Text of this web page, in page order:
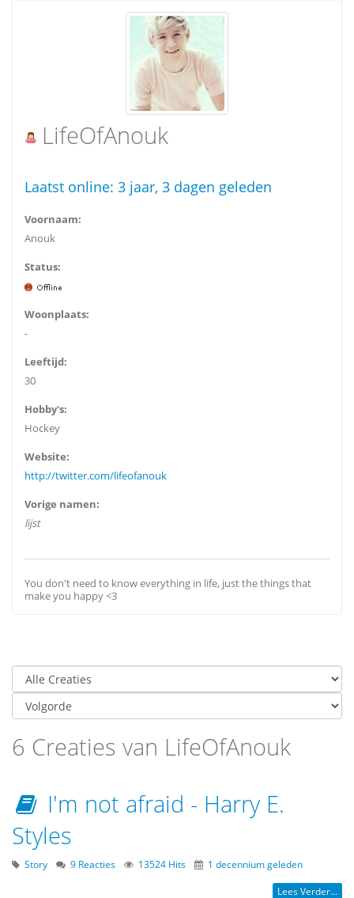
LifeOfAnouk
Laatst online: 3 jaar, 3 dagen geleden
Voornaam:
Anouk
Status:
Woonplaats:
-
Leeftijd:
30
Hobby's:
Hockey
Website:
http://twitter.com/lifeofanouk
Vorige namen:
lijst
You don't need to know everything in life, just the things that
make you happy <3
6 Creaties van LifeOfAnouk
I'm not afraid - Harry E.
Styles
Story 9 Reacties 13524 Hits 1 decennium geleden
Lees Verder...